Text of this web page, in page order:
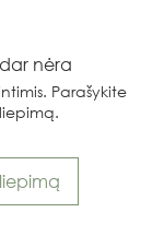
nėra
Parašykite